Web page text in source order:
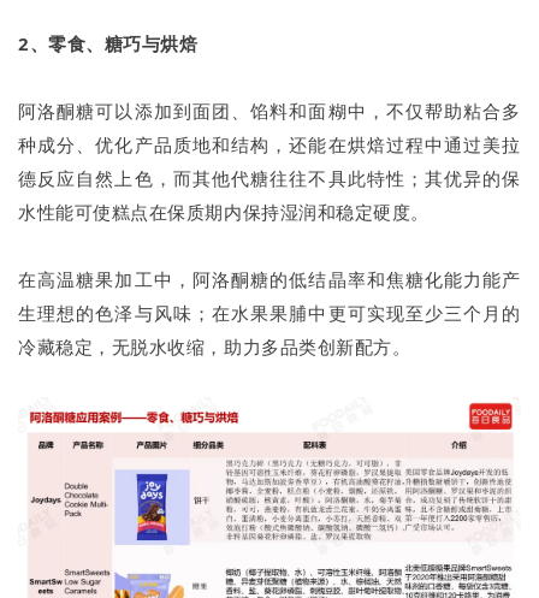
2、零食、糖巧与烘焙
阿洛酮糖可以添加到面团、馅料和面糊中，不仅帮助粘合多
种成分、优化产品质地和结构，还能在烘焙过程中通过美拉
德反应自然上色，而其他代糖往往不具此特性；其优异的保
水性能可使糕点在保质期内保持湿润和稳定硬度。
在高温糖果加工中，阿洛酮糖的低结晶率和焦糖化能力能产
生理想的色泽与风味；在水果果脯中更可实现至少三个月的
冷藏稳定，无脱水收缩，助力多品类创新配方。